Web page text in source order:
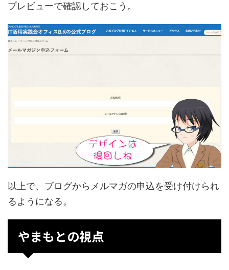
プレビューで確認しておこう。
以上で、ブログからメルマガの申込を受け付けられ
るようになる。
やまもとの視点